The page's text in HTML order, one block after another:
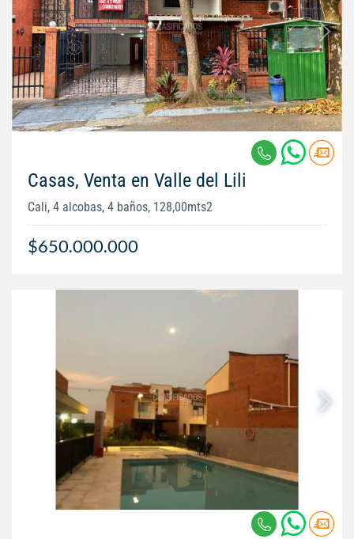
Casas, Venta en Valle del Lili
Cali, 4 alcobas, 4 baños, 128,00mts2
$650.000.000